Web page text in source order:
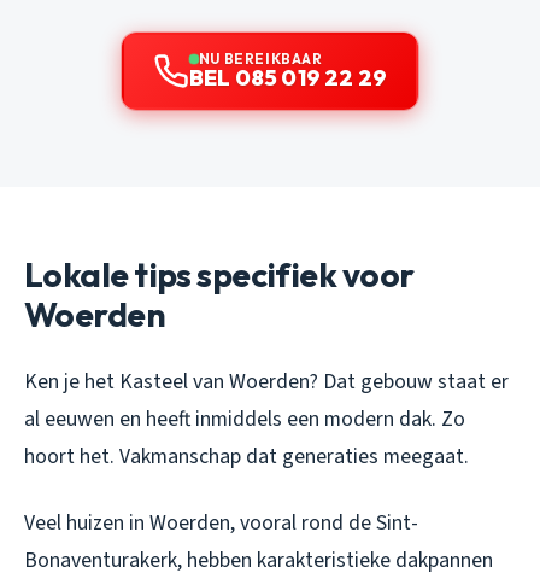
NU BEREIKBAAR
BEL 085 019 22 29
Lokale tips specifiek voor
Woerden
Ken je het Kasteel van Woerden? Dat gebouw staat er
al eeuwen en heeft inmiddels een modern dak. Zo
hoort het. Vakmanschap dat generaties meegaat.
Veel huizen in Woerden, vooral rond de Sint-
Bonaventurakerk, hebben karakteristieke dakpannen